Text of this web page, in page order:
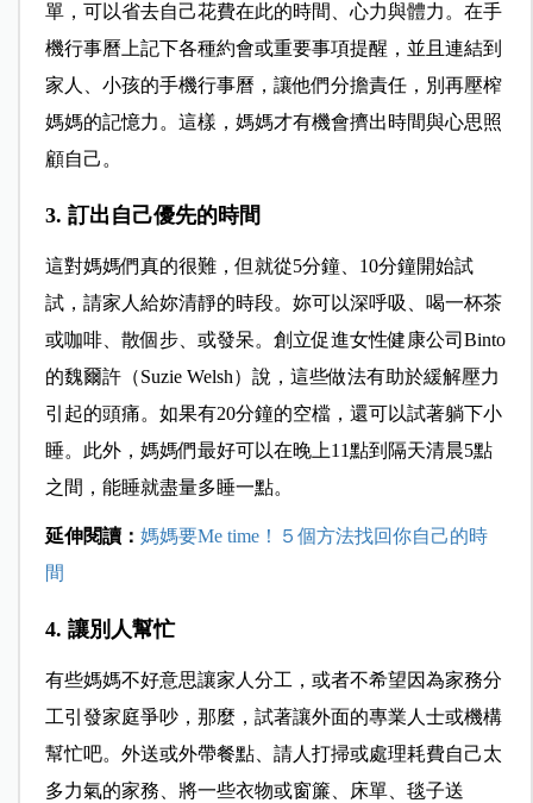
單，可以省去自己花費在此的時間、心力與體力。在手
機行事曆上記下各種約會或重要事項提醒，並且連結到
家人、小孩的手機行事曆，讓他們分擔責任，別再壓榨
媽媽的記憶力。這樣，媽媽才有機會擠出時間與心思照
顧自己。
3. 訂出自己優先的時間
這對媽媽們真的很難，但就從5分鐘、10分鐘開始試
試，請家人給妳清靜的時段。妳可以深呼吸、喝一杯茶
或咖啡、散個步、或發呆。創立促進女性健康公司Binto
的魏爾許（Suzie Welsh）說，這些做法有助於緩解壓力
引起的頭痛。如果有20分鐘的空檔，還可以試著躺下小
睡。此外，媽媽們最好可以在晚上11點到隔天清晨5點
之間，能睡就盡量多睡一點。
延伸閱讀： 媽媽要Me time！５個方法找回你自己的時
間
4. 讓別人幫忙
有些媽媽不好意思讓家人分工，或者不希望因為家務分
工引發家庭爭吵，那麼，試著讓外面的專業人士或機構
幫忙吧。外送或外帶餐點、請人打掃或處理耗費自己太
多力氣的家務、將一些衣物或窗簾、床單、毯子送